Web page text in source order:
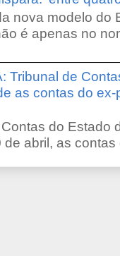
nova modelo do
é apenas no
Tribunal de
as contas do
do Estado
de abril, as